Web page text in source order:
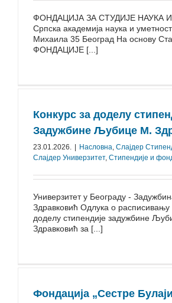
ФОНДАЦИЈА ЗА СТУДИЈЕ НАУКА
Српска академија наука и
Михаила 35 Београд На основу
ФОНДАЦИЈЕ [...]
Конкурс за доделу
Задужбине Љубице М.
23.01.2026. Насловна, Слајдер
Слајдер Универзитет, Стипендије и
Универзитет у Београду -
Здравковић Одлука о расписивању
доделу стипендије задужбине
Здравковић за [...]
Фондација „Сестре